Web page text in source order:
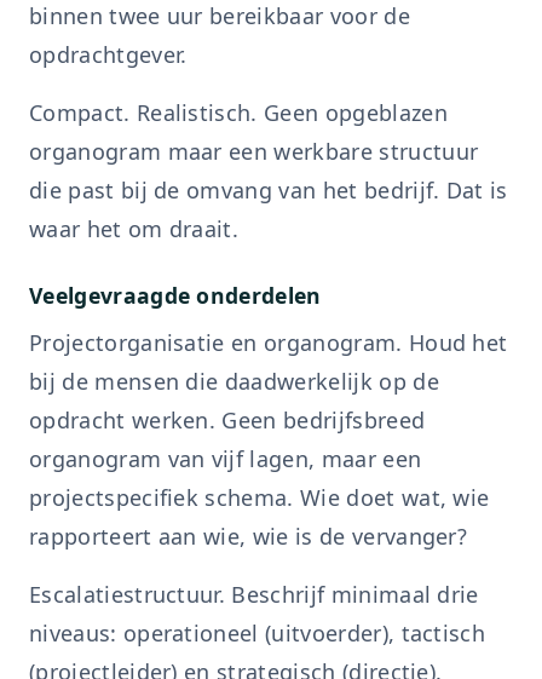
binnen twee uur bereikbaar voor de
opdrachtgever.
Compact. Realistisch. Geen opgeblazen
organogram maar een werkbare structuur
die past bij de omvang van het bedrijf. Dat is
waar het om draait.
Veelgevraagde onderdelen
Projectorganisatie en organogram. Houd het
bij de mensen die daadwerkelijk op de
opdracht werken. Geen bedrijfsbreed
organogram van vijf lagen, maar een
projectspecifiek schema. Wie doet wat, wie
rapporteert aan wie, wie is de vervanger?
Escalatiestructuur. Beschrijf minimaal drie
niveaus: operationeel (uitvoerder), tactisch
(projectleider) en strategisch (directie).